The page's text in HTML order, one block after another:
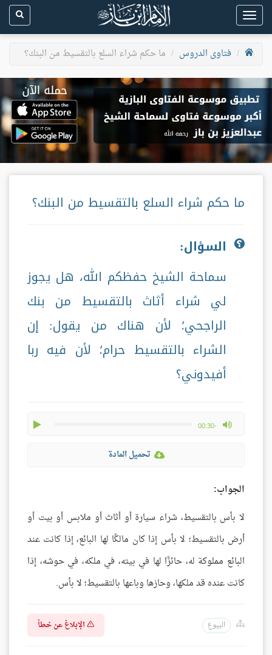
Toggle
navigation
فتاوى الدروس
ما حكم شراء السلع بالتقسيط من البنك؟
ما حكم شراء السلع بالتقسيط من البنك؟
السؤال:
سماحة الشيخ حفظكم الله، هل يجوز
لي شراء أثاث بالتقسيط من بنك
الراجحي؛ لأن هناك من يقول: إن
الشراء بالتقسيط حرام؛ لأن فيه ربا
أفيدوني؟
-00:30
max volume
تحميل المادة
الجواب:
لا بأس بالتقسيط، شراء سيارة أو أثاث أو ملابس أو بيت أو
أرض بالتقسيط؛ لا بأس إذا كان مالكًا لها البائع، إذا كانت عند
البائع مملوكة له، حائزًا لها في بيته، في ملكه، في حوشه، إذا
كانت عنده قد ملكها، وحازها وباعها بالتقسيط؛ لا بأس.
البيوع الإبلاغ عن خطأ